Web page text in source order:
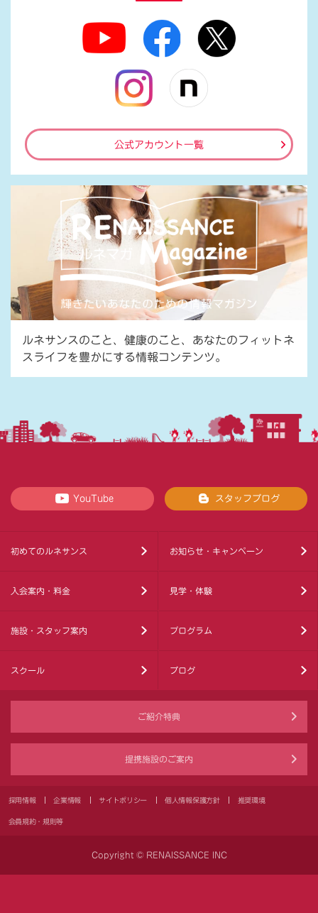
公式アカウント一覧
ルネサンスのこと、健康のこと、あなたのフィットネ
スライフを豊かにする情報コンテンツ。
YouTube スタッフブログ
初めてのルネサンス お知らせ・キャンペーン
入会案内・料金 見学・体験
施設・スタッフ案内 プログラム
スクール ブログ
ご紹介特典
提携施設のご案内
採用情報 企業情報 サイトポリシー 個人情報保護方針 推奨環境
会員規約・規則等
Copyright © RENAISSANCE INC